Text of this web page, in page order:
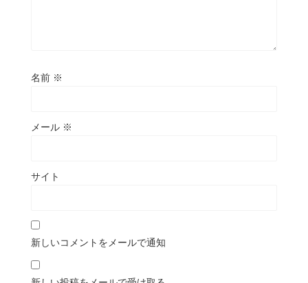
名前 ※
メール ※
サイト
新しいコメントをメールで通知